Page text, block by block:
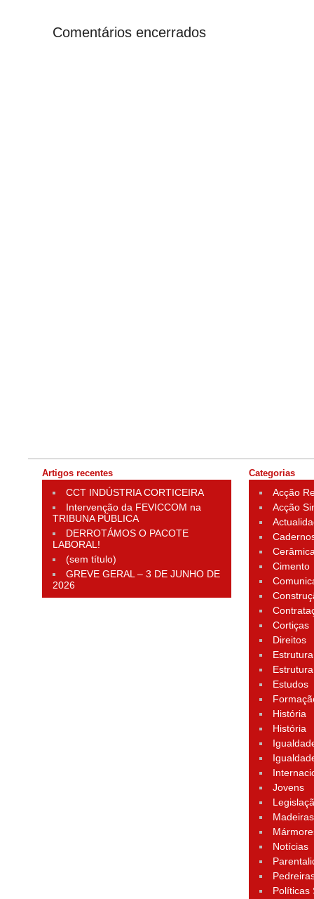
Comentários encerrados
Artigos recentes
CCT INDÚSTRIA CORTICEIRA
Intervenção da FEVICCOM na
TRIBUNA PÚBLICA
DERROTÁMOS O PACOTE
LABORAL!
(sem título)
GREVE GERAL – 3 DE JUNHO DE
2026
Categorias
Acção
Acção
Cimento
Cortiças
Direitos
Estudos
História
História
Jovens
Madeiras
Notícias
Políticas